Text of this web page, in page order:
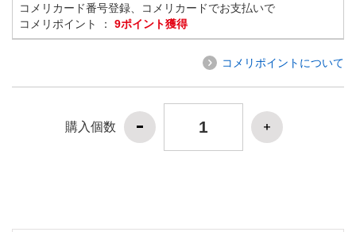
コメリカード番号登録、コメリカードでお支払いで
コメリポイント ： 9ポイント獲得
コメリポイントについて
購入個数